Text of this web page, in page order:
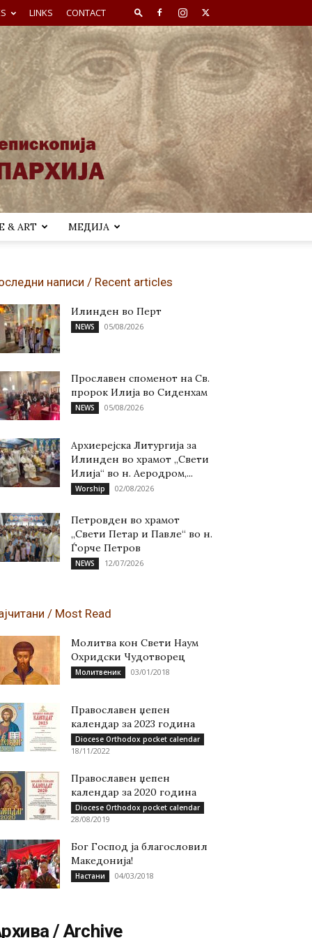
LINKS CONTACT
& ART МЕДИЈА
написи / Recent articles
Илинден во Перт
NEWS 05/08/2026
Прославен споменот на Св.
пророк Илија во Сиденхам
NEWS 05/08/2026
Архиерејска Литургија за
Илинден во храмот „Свети
Илија“ во н. Аеродром,...
Worship 02/08/2026
Петровден во храмот
„Свети Петар и Павле“ во н.
Ѓорче Петров
NEWS 12/07/2026
/ Most Read
Молитва кон Свети Наум
Охридски Чудотворец
Молитвеник 03/01/2018
Православен џепен
календар за 2023 година
Diocese Orthodox pocket calendar
18/11/2022
Православен џепен
календар за 2020 година
Diocese Orthodox pocket calendar
28/08/2019
Бог Господ ја благословил
Македонија!
Настани 04/03/2018
/ Archive